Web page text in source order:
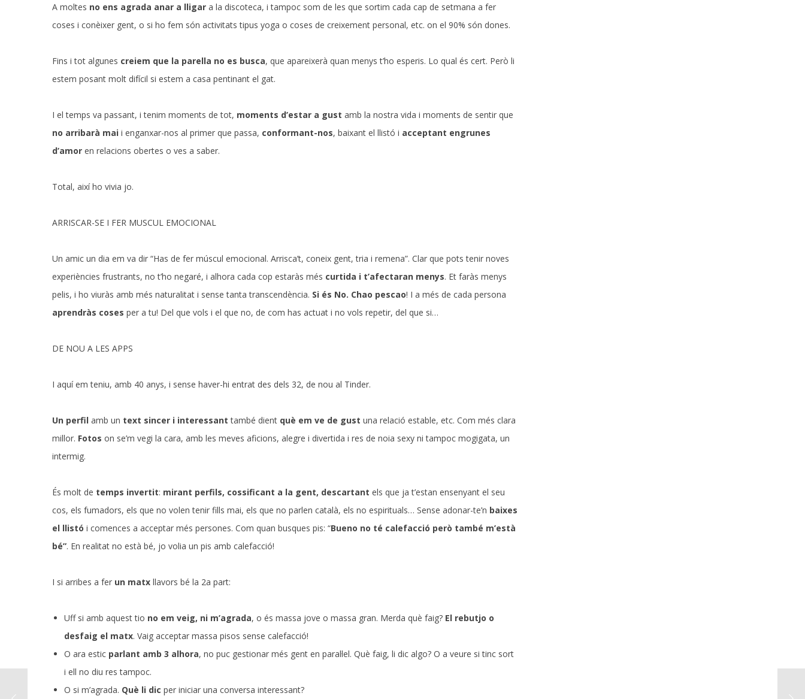
A moltes no ens agrada anar a lligar a la discoteca, i tampoc som de les que sortim cada cap de setmana a fer
coses i conèixer gent, o si ho fem són activitats tipus yoga o coses de creixement personal, etc. on el 90% són dones.
Fins i tot algunes creiem que la parella no es busca, que apareixerà quan menys t’ho esperis. Lo qual és cert. Però li
estem posant molt difícil si estem a casa pentinant el gat.
I el temps va passant, i tenim moments de tot, moments d’estar a gust amb la nostra vida i moments de sentir que
no arribarà mai i enganxar-nos al primer que passa, conformant-nos, baixant el llistó i acceptant engrunes
d’amor en relacions obertes o ves a saber.
Total, així ho vivia jo.
ARRISCAR-SE I FER MUSCUL EMOCIONAL
Un amic un dia em va dir “Has de fer múscul emocional. Arrisca’t, coneix gent, tria i remena”. Clar que pots tenir noves
experiències frustrants, no t’ho negaré, i alhora cada cop estaràs més curtida i t’afectaran menys. Et faràs menys
pelis, i ho viuràs amb més naturalitat i sense tanta transcendència. Si és No. Chao pescao! I a més de cada persona
aprendràs coses per a tu! Del que vols i el que no, de com has actuat i no vols repetir, del que si…
DE NOU A LES APPS
I aquí em teniu, amb 40 anys, i sense haver-hi entrat des dels 32, de nou al Tinder.
Un perfil amb un text sincer i interessant també dient què em ve de gust una relació estable, etc. Com més clara
millor. Fotos on se’m vegi la cara, amb les meves aficions, alegre i divertida i res de noia sexy ni tampoc mogigata, un
intermig.
És molt de temps invertit: mirant perfils, cossificant a la gent, descartant els que ja t’estan ensenyant el seu
cos, els fumadors, els que no volen tenir fills mai, els que no parlen català, els no espirituals… Sense adonar-te’n baixes
el llistó i comences a acceptar més persones. Com quan busques pis: “Bueno no té calefacció però també m’està
bé”. En realitat no està bé, jo volia un pis amb calefacció!
I si arribes a fer un matx llavors bé la 2a part:
Uff si amb aquest tio no em veig, ni m’agrada, o és massa jove o massa gran. Merda què faig? El rebutjo o
desfaig el matx. Vaig acceptar massa pisos sense calefacció!
O ara estic parlant amb 3 alhora, no puc gestionar més gent en paral·lel. Què faig, li dic algo? O a veure si tinc sort
i ell no diu res tampoc.
O si m’agrada. Què li dic per iniciar una conversa interessant?